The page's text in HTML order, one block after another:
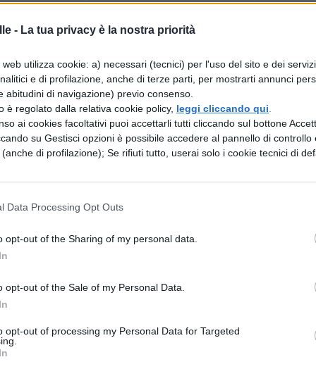
- La tua privacy è la nostra priorità
utilizza cookie: a) necessari (tecnici) per l'uso del sito e dei
e di profilazione, anche di terze parti, per mostrarti annunci
abitudini di navigazione) previo consenso.
è regolato dalla relativa cookie policy, leggi cliccando qui
ai cookies facoltativi puoi accettarli tutti cliccando sul bottone
su Gestisci opzioni è possibile accedere al pannello di controllo
di profilazione); Se rifiuti tutto, userai solo i cookie tecnici di
Data Processing Opt Outs
opt-out of the Sharing of my personal data.
opt-out of the Sale of my Personal Data.
opt-out of processing my Personal Data for Targeted
se non sono passati dieci anni; si osservino i
Annali."
grave, oppure discordie civili, uno solo,
potere dei due consoli, per non più di sei mesi
sia maestro del popolo. Chi
del diritto, chiunque quello sia. Tutti
consoli né maestro del popolo, gli auspici
fra loro quelli che possano convocare i
per decreto del senato e dietro
guerre legittime legalmente, risparmino gli